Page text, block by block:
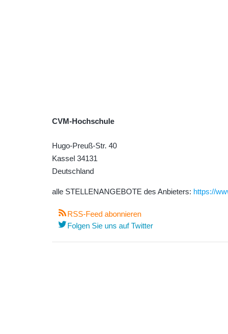
CVM-Hochschule
Hugo-Preuß-Str. 40
Kassel 34131
Deutschland
alle STELLENANGEBOTE des Anbieters: https://
RSS-Feed abonnieren
Folgen Sie uns auf Twitter